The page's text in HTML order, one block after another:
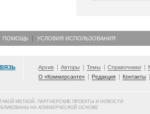
ПОМОЩЬ УСЛОВИЯ ИСПОЛЬЗОВАНИЯ
Архив Авторы Темы Справочники
О «Коммерсанте»
Редакция Контакты
МЕТКОЙ, ПАРТНЕРСКИЕ ПРОЕКТЫ И НОВОСТИ
НА КОММЕРЧЕСКОЙ ОСНОВЕ